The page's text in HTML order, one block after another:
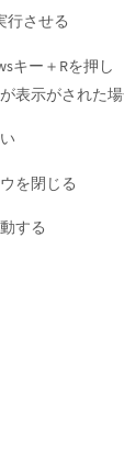
行させる
キー＋Rを押
表示がされた場
を閉じる
する